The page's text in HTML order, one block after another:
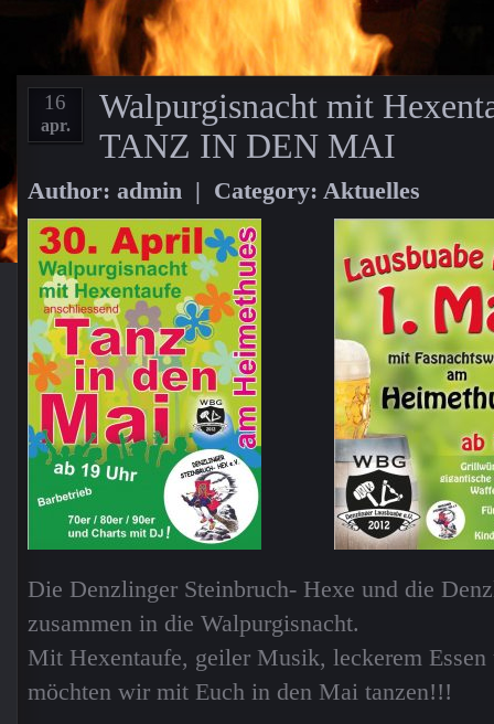
16
apr.
Walpurgisnacht mit
TANZ IN DEN MAI
Author: admin | Category: Aktuelles
Die Denzlinger Steinbruch- Hexe und die
zusammen in die Walpurgisnacht.
Mit Hexentaufe, geiler Musik, leckerem
möchten wir mit Euch in den Mai tanzen!!!